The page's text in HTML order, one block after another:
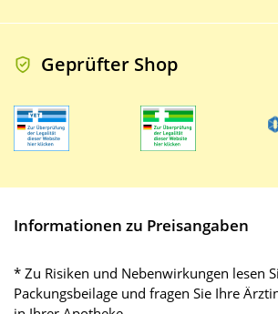
Geprüfter Shop
Informationen zu Preisangaben
* Zu Risiken und Nebenwirkungen lesen
Packungsbeilage und fragen Sie Ihre